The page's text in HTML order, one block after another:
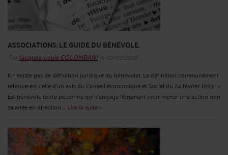
ASSOCIATIONS: LE GUIDE DU BÉNÉVOLE.
Par Jacques-Louis COLOMBANI le 10/01/2018
Il n’existe pas de définition juridique du bénévolat. La définition communément
retenue est celle d’un avis du Conseil économique et Social du 24 février 1993 : «
Est bénévole toute personne qui s’engage librement pour mener une action non
salariée en direction ... Lire la suite >